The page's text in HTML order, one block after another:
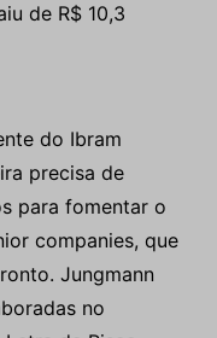
de R$ 10,3
do Ibram
precisa de
para fomentar o
companies, que
Jungmann
no